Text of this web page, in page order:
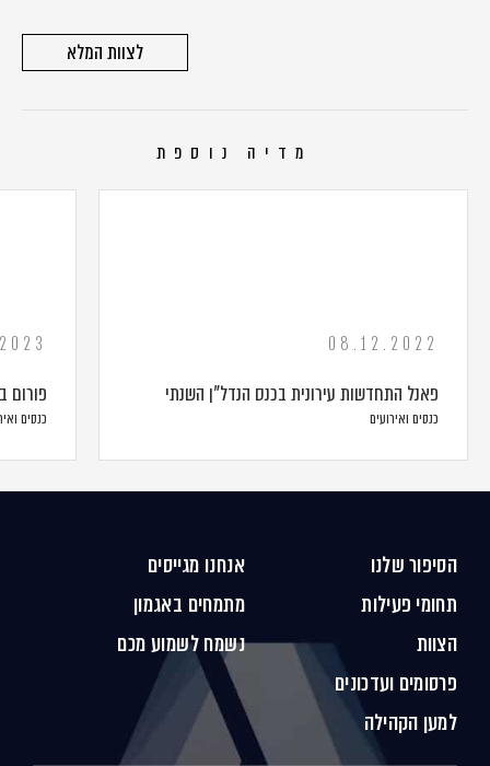
לצוות המלא
מדיה נוספת
08.12.2022
פאנל התחדשות עירונית בכנס הנדל"ן השנתי
כנסים ואירועים
פורום
כנסים
הסיפור שלנו
תחומי פעילות
הצוות
פרסומים ועדכונים
למען הקהילה
אנחנו מגייסים
מתמחים באגמון
נשמח לשמוע מכם